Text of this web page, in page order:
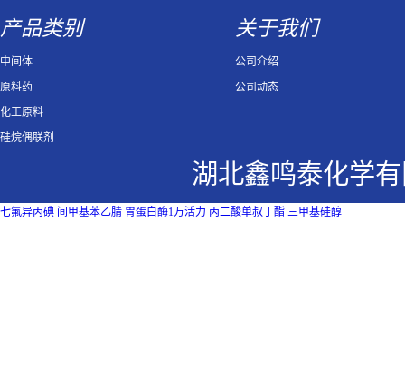
产品类别
中间体
原料药
化工原料
硅烷偶联剂
关于我们
公司介绍
公司动态
湖北鑫鸣泰化学
七氟异丙碘 间甲基苯乙腈 胃蛋白酶1万活力 丙二酸单叔丁酯 三甲基硅醇